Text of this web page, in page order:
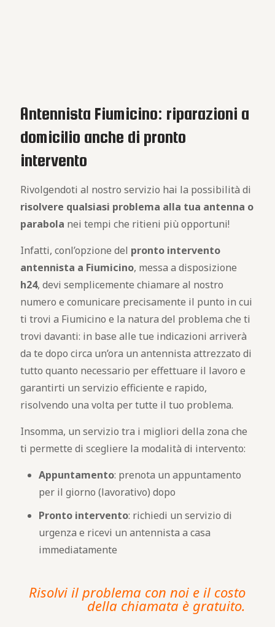
Antennista Fiumicino: riparazioni a
domicilio anche di pronto
intervento
Rivolgendoti al nostro servizio hai la possibilità di
risolvere qualsiasi problema alla tua antenna o
parabola nei tempi che ritieni più opportuni!
Infatti, conl’opzione del pronto intervento
antennista a Fiumicino, messa a disposizione
h24, devi semplicemente chiamare al nostro
numero e comunicare precisamente il punto in cui
ti trovi a Fiumicino e la natura del problema che ti
trovi davanti: in base alle tue indicazioni arriverà
da te dopo circa un’ora un antennista attrezzato di
tutto quanto necessario per effettuare il lavoro e
garantirti un servizio efficiente e rapido,
risolvendo una volta per tutte il tuo problema.
Insomma, un servizio tra i migliori della zona che
ti permette di scegliere la modalità di intervento:
Appuntamento: prenota un appuntamento
per il giorno (lavorativo) dopo
Pronto intervento: richiedi un servizio di
urgenza e ricevi un antennista a casa
immediatamente
Risolvi il problema con noi e il costo
della chiamata è gratuito.